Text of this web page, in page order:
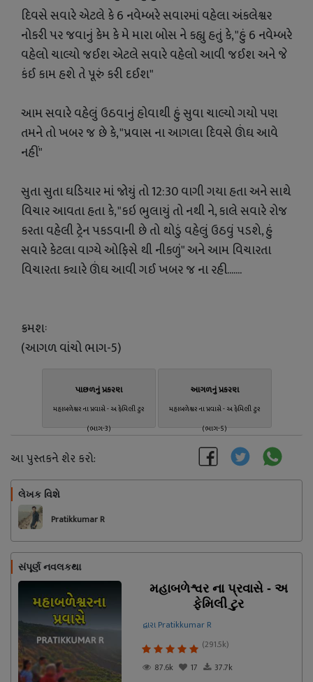
દિવસે સવારે એટલે કે 6 નવેમ્બરે સવારમાં વહેલા અંકલેશ્વર
નોકરી પર જવાનું કેમ કે મે મારા બોસ ને કહ્યુ હતું કે, "હું 6 નવેમ્બરે
વહેલો ચાલ્યો જઈશ એટલે સવારે વહેલો આવી જઈશ અને જે
કંઈ કામ હશે તે પૂરું કરી દઈશ"
આમ સવારે વહેલું ઉઠવાનું હોવાથી હું સુવા ચાલ્યો ગયો પણ
તમને તો ખબર જ છે કે, "પ્રવાસ ના આગલા દિવસે ઊંઘ આવે
નહીં"
સુતા સુતા ઘડિયાર માં જોયું તો 12:30 વાગી ગયા હતા અને સાથે
વિચાર આવતા હતા કે, "કઇ ભુલાયું તો નથી ને, કાલે સવારે રોજ
કરતા વહેલી ટ્રેન પકડવાની છે તો થોડું વહેલું ઉઠવું પડશે, હું
સવારે કેટલા વાગ્યે ઓફિસે થી નીકળું" અને આમ વિચારતા
વિચારતા ક્યારે ઊંઘ આવી ગઈ ખબર જ ના રહી.......
ક્રમશઃ
(આગળ વાંચો ભાગ-5)
પાછળનું પ્રકરણ
મહાબળેશ્વર ના પ્રવાસે - અ ફેમિલી ટુર
(ભાગ-3)
આગળનું પ્રકરણ
મહાબળેશ્વર ના પ્રવાસે - અ ફેમિલી ટુર
(ભાગ-5)
આ પુસ્તકને શેર કરો:
લેખક વિશે
Pratikkumar R
સંપૂર્ણ નવલકથા
મહાબળેશ્વર ના પ્રવાસે - અ
ફેમિલી ટુર
દ્વારા Pratikkumar R
(291.5k)
87.6k
17 37.7k